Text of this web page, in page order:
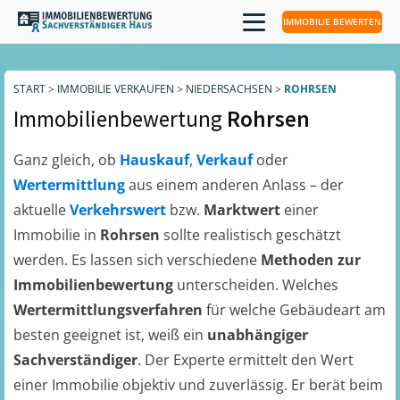
IMMOBILIE BEWERTEN
START> IMMOBILIE VERKAUFEN > NIEDERSACHSEN > ROHRSEN
Immobilienbewertung Rohrsen
Ganz gleich, ob Hauskauf, Verkaufoder
Wertermittlungaus einem anderen Anlass – der
aktuelleVerkehrswert bzw. Marktwert einer
Immobilie in Rohrsen sollte realistisch geschätzt
werden. Es lassen sich verschiedene Methoden zur
Immobilienbewertung unterscheiden. Welches
Wertermittlungsverfahren für welche Gebäudeart am
besten geeignet ist, weiß ein unabhängiger
Sachverständiger. Der Experte ermittelt den Wert
einer Immobilie objektiv und zuverlässig. Er berät beim